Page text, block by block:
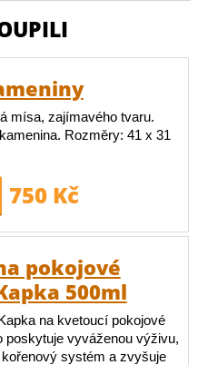
mísa, zajímavého tvaru.
Rozměry: 41 x 31
750 Kč
pokojové
500ml
na kvetoucí pokojové
poskytuje vyváženou výživu,
kořenový systém a zvyšuje